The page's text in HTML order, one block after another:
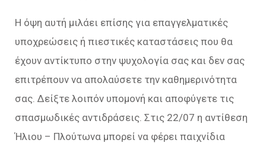
Η όψη αυτή μιλάει επίσης για επαγγελματικές
υποχρεώσεις ή πιεστικές καταστάσεις που θα
έχουν αντίκτυπο στην ψυχολογία σας και δεν σας
επιτρέπουν να απολαύσετε την καθημερινότητα
σας. Δείξτε λοιπόν υπομονή και αποφύγετε τις
σπασμωδικές αντιδράσεις. Στις 22/07 η αντίθεση
Ήλιου – Πλούτωνα μπορεί να φέρει παιχνίδια